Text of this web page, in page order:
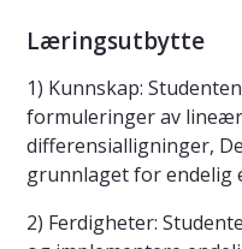
Læringsutbytte
1) Kunnskap:
formuleringer av
differensialligninger,
grunnlaget for endelig
2) Ferdigheter: